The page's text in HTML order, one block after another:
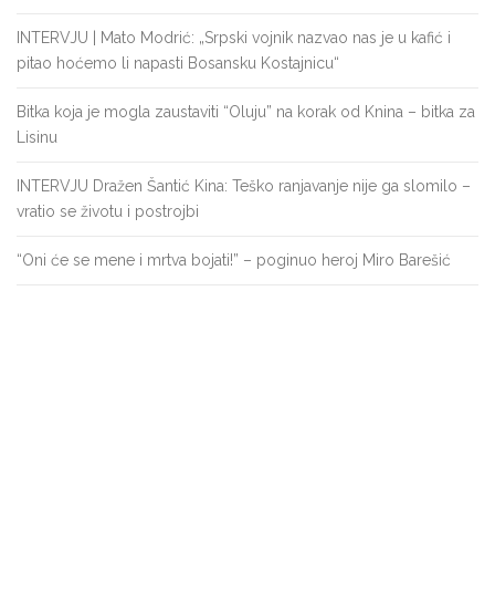
INTERVJU | Mato Modrić: „Srpski vojnik nazvao nas je u kafić i
pitao hoćemo li napasti Bosansku Kostajnicu“
Bitka koja je mogla zaustaviti “Oluju” na korak od Knina – bitka za
Lisinu
INTERVJU Dražen Šantić Kina: Teško ranjavanje nije ga slomilo –
vratio se životu i postrojbi
“Oni će se mene i mrtva bojati!” – poginuo heroj Miro Barešić